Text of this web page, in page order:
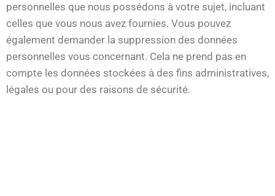
personnelles que nous possédons à votre sujet, incluant
celles que vous nous avez fournies. Vous pouvez
également demander la suppression des données
personnelles vous concernant. Cela ne prend pas en
compte les données stockées à des fins administratives,
légales ou pour des raisons de sécurité.